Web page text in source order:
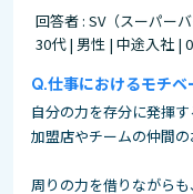
回答者 : SV（スーパーバ
30代 | 男性 | 中途入社 |
仕事におけるモチベ
自分の力を存分に発揮す
加盟店やチームの仲間の
周りの力を借りながらも